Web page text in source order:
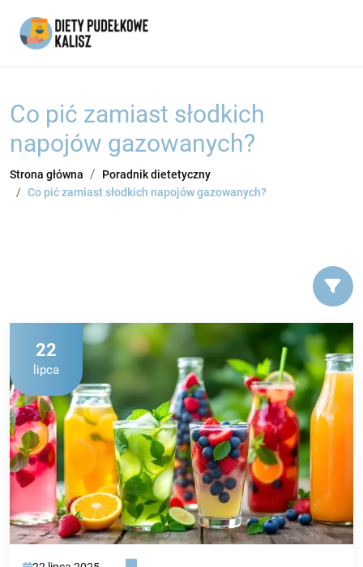
Co pić zamiast słodkich
napojów gazowanych?
Strona główna
Poradnik dietetyczny
Co pić zamiast słodkich napojów gazowanych?
22
lipca